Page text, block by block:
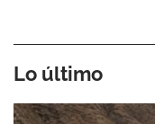
Lo último